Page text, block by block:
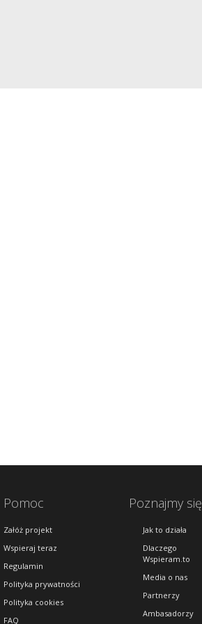
Pomoc
Załóż projekt
Wspieraj teraz
Regulamin
Polityka prywatności
Polityka cookies
FAQ
Poznajmy się
Jak to działa
Dlaczego
Wspieram.to
Media o nas
Partnerzy
Ambasadorzy